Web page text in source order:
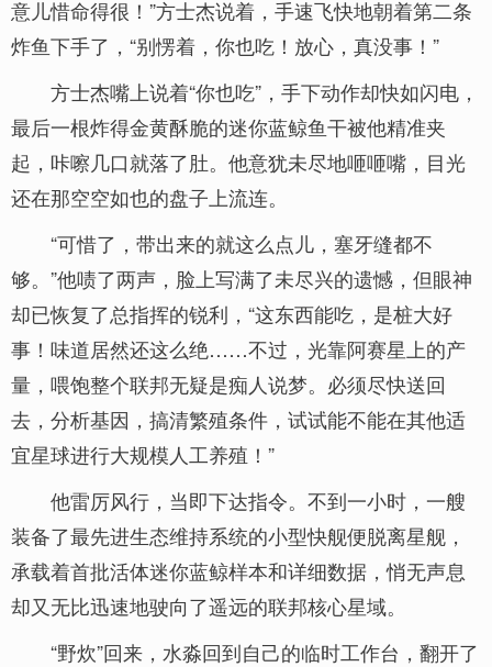
意儿惜命得很！”方士杰说着，手速飞快地朝着第二条
炸鱼下手了，“别愣着，你也吃！放心，真没事！”
方士杰嘴上说着“你也吃”，手下动作却快如闪电，
最后一根炸得金黄酥脆的迷你蓝鲸鱼干被他精准夹
起，咔嚓几口就落了肚。他意犹未尽地咂咂嘴，目光
还在那空空如也的盘子上流连。
“可惜了，带出来的就这么点儿，塞牙缝都不
够。”他啧了两声，脸上写满了未尽兴的遗憾，但眼神
却已恢复了总指挥的锐利，“这东西能吃，是桩大好
事！味道居然还这么绝……不过，光靠阿赛星上的产
量，喂饱整个联邦无疑是痴人说梦。必须尽快送回
去，分析基因，搞清繁殖条件，试试能不能在其他适
宜星球进行大规模人工养殖！”
他雷厉风行，当即下达指令。不到一小时，一艘
装备了最先进生态维持系统的小型快舰便脱离星舰，
承载着首批活体迷你蓝鲸样本和详细数据，悄无声息
却又无比迅速地驶向了遥远的联邦核心星域。
“野炊”回来，水淼回到自己的临时工作台，翻开了